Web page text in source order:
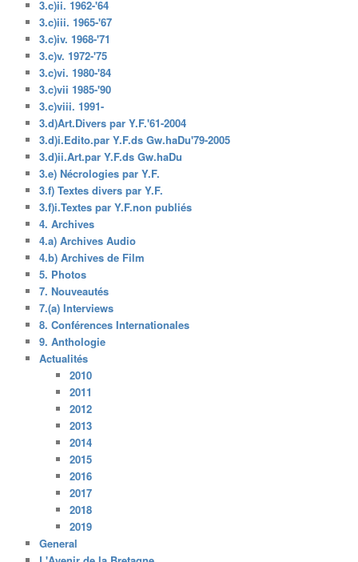
3.c)ii. 1962-'64
3.c)iii. 1965-'67
3.c)iv. 1968-'71
3.c)v. 1972-'75
3.c)vi. 1980-'84
3.c)vii 1985-'90
3.c)viii. 1991-
3.d)Art.Divers par Y.F.'61-2004
3.d)i.Edito.par Y.F.ds Gw.haDu'79-2005
3.d)ii.Art.par Y.F.ds Gw.haDu
3.e) Nécrologies par Y.F.
3.f) Textes divers par Y.F.
3.f)i.Textes par Y.F.non publiés
4. Archives
4.a) Archives Audio
4.b) Archives de Film
5. Photos
7. Nouveautés
7.(a) Interviews
8. Conférences Internationales
9. Anthologie
Actualités
2010
2011
2012
2013
2014
2015
2016
2017
2018
2019
General